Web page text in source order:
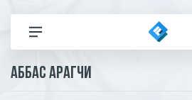
Все новости
Аббас Арагчи